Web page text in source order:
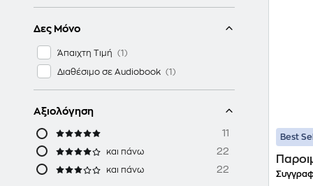
Δες Μόνο
Άπαιχτη Τιμή
Διαθέσιμο σε Audiobook
Αξιολόγηση
11
και πάνω 22
και πάνω 22
Best